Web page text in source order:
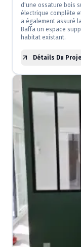
d'une ossature bois
électrique complète
a également assuré
Baffa un espace
habitat existant.
Détails Du